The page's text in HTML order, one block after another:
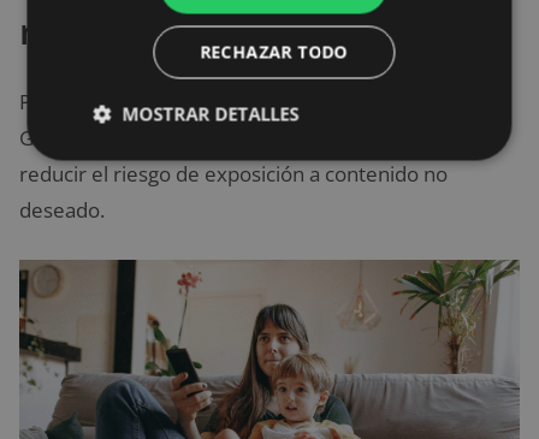
restringido
Permite configurar filtros de búsqueda segura en
Google y YouTube. No bloquea todo, pero ayuda a
reducir el riesgo de exposición a contenido no
deseado.
RECHAZAR TODO
MOSTRAR DETALLES